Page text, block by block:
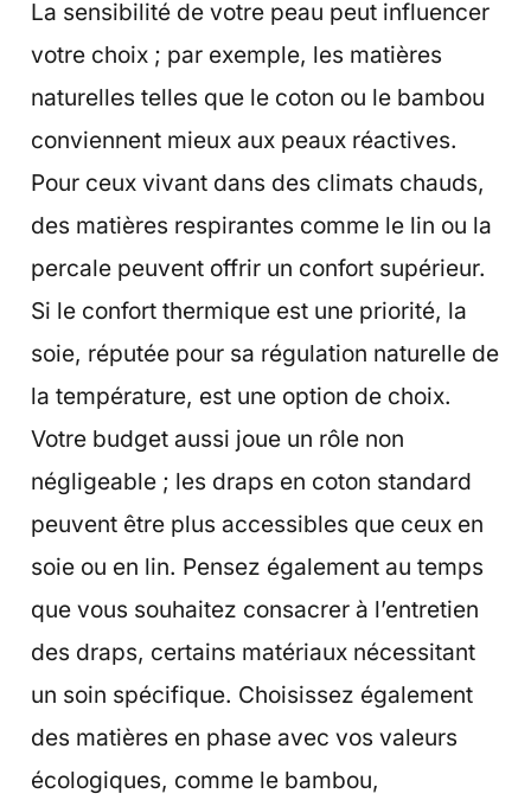
La sensibilité de votre peau peut influencer
votre choix ; par exemple, les matières
naturelles telles que le coton ou le bambou
conviennent mieux aux peaux réactives.
Pour ceux vivant dans des climats chauds,
des matières respirantes comme le lin ou la
percale peuvent offrir un confort supérieur.
Si le confort thermique est une priorité, la
soie, réputée pour sa régulation naturelle de
la température, est une option de choix.
Votre budget aussi joue un rôle non
négligeable ; les draps en coton standard
peuvent être plus accessibles que ceux en
soie ou en lin. Pensez également au temps
que vous souhaitez consacrer à l’entretien
des draps, certains matériaux nécessitant
un soin spécifique. Choisissez également
des matières en phase avec vos valeurs
écologiques, comme le bambou,